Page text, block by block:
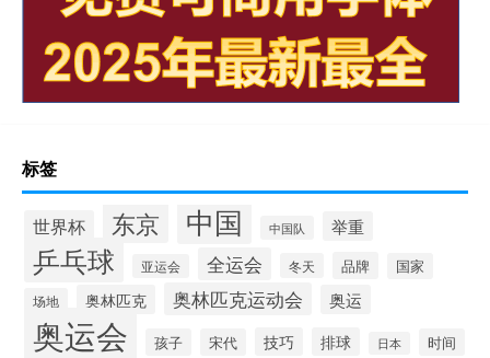
标签
世界杯 东京 中国 中国队 举重
乒乓球 亚运会 全运会 冬天 品牌 国家
场地 奥林匹克 奥林匹克运动会 奥运
奥运会 孩子 宋代 技巧 排球 日本 时间